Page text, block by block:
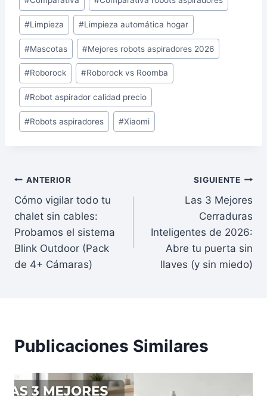
de
la
entrada:
#Limpieza #Limpieza automática hogar
#Mascotas #Mejores robots aspiradores 2026
#Roborock #Roborock vs Roomba
#Robot aspirador calidad precio
#Robots aspiradores #Xiaomi
Navegación
de
entradas
ANTERIOR
Cómo vigilar todo tu
chalet sin cables:
Probamos el sistema
Blink Outdoor (Pack
de 4+ Cámaras)
SIGUIENTE
Las 3 Mejores
Cerraduras
Inteligentes de 2026:
Abre tu puerta sin
llaves (y sin miedo)
Publicaciones Similares